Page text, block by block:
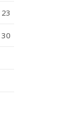
23
30